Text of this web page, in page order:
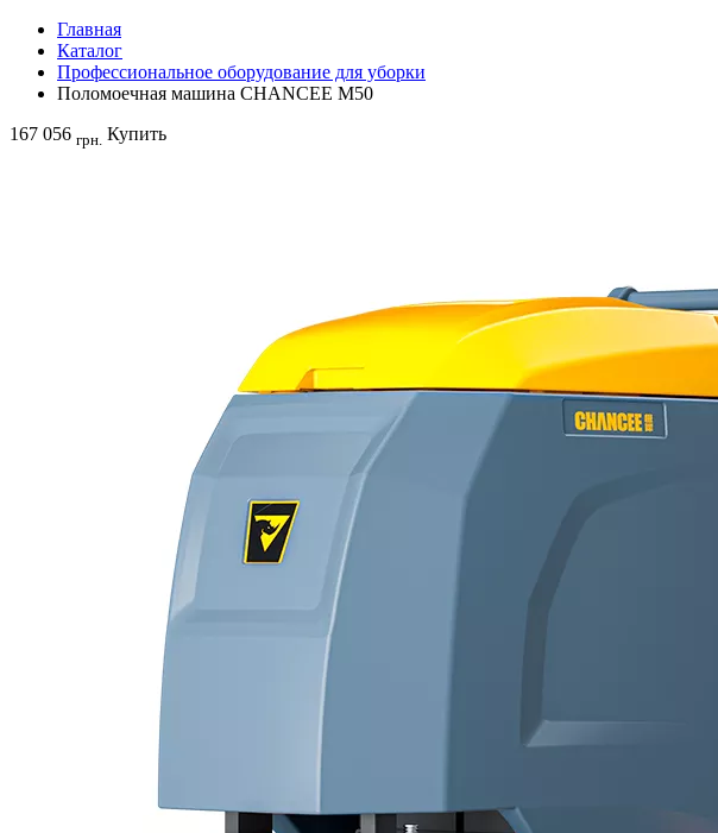
Главная
Каталог
Профессиональное оборудование для уборки
Поломоечная машина CHANCEE M50
167 056 грн. Купить